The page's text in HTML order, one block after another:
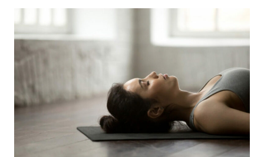
guérir
son
anxiété
grâce
au